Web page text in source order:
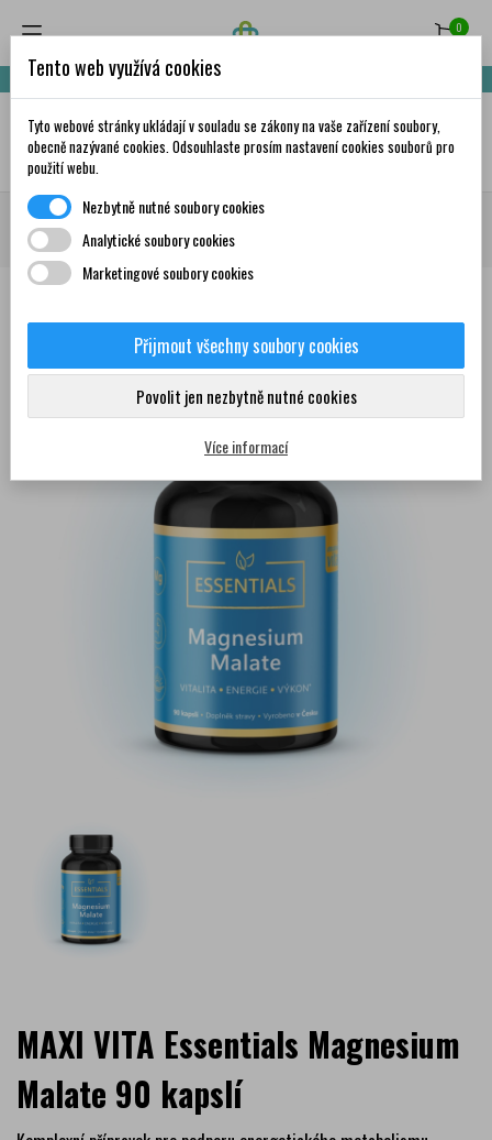
0
Nakupte za 999,- Kč a získáte dopravu zdarma!
✦AI
Domů Doplňky stravy a vitamíny Vitamíny a minerály
prvky
Hořčík MAXI VITA Essentials Magnesium Malate 90 kapslí
MAXI VITA Essentials Magnesium
Malate 90 kapslí
Tento web využívá cookies
Tyto webové stránky ukládají v souladu se zákony na vaše zařízení soubory,
obecně nazývané cookies. Odsouhlaste prosím nastavení cookies souborů pro
použití webu.
Nezbytně nutné soubory cookies
Analytické soubory cookies
Marketingové soubory cookies
Přijmout všechny soubory cookies
Povolit jen nezbytně nutné cookies
Více informací